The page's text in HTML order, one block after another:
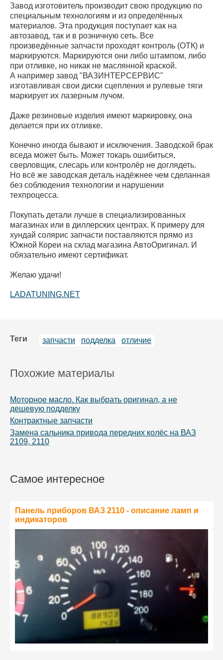
Завод изготовитель производит свою продукцию по
специальным технологиям и из определённых
материалов. Эта продукция поступает как на
автозавод, так и в розничную сеть. Все
произведённые запчасти проходят контроль (ОТК) и
маркируются. Маркируются они либо штампом, либо
при отливке, но никак не маслянной краской.
А например завод "ВАЗИНТЕРСЕРВИС"
изготавливая свои диски сцепления и рулевые тяги
маркирует их лазерным лучом.
Даже резиновые изделия имеют маркировку, она
делается при их отливке.
Конечно иногда бывают и исключения. Заводской брак
вседа может быть. Может токарь ошибиться,
сверловщик, слесарь или контролёр не доглядеть.
Но всё же заводская деталь надёжнее чем сделанная
без соблюдения технологии и нарушении
техпроцесса.
Покупать детали лучше в специализированных
магазинах или в диллерских центрах. К примеру для
хундай солярис запчасти поставляются прямо из
Южной Кореи на склад магазина АвтоОригинал. И
обязательно имеют сертификат.
Желаю удачи!
LADATUNING.NET
Теги запчасти подделка отличие
Похожие материалы
Моторное масло. Как выбрать оригинал, а не
дешевую подделку
Контрактные запчасти
Замена сальника привода передних колёс на ВАЗ
2109, 2110
Самое интересное
Панель приборов ВАЗ 2110 - описание ламп и
индикаторов